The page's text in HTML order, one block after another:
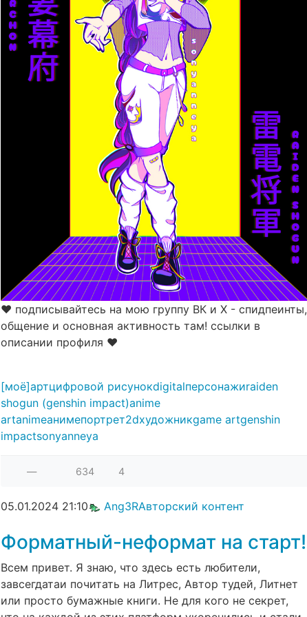
окончательный. Такой, из разряда "в процессе".
Я перестал бояться придумывать и делать всё самому.
Стал смелее в поступках. Стал более сфокусирован на
логике работы и адекватного результата. Я стал
И так странно будет прийти в стены где поменялись
люди, но ты всё знаешь не хуже них.
Не претендую на красивый слог. Это больше ночной
полет мысли в письменном виде. Пост без цели.
♥ подписывайтесь на мою группу ВК и Х - спидпеинты,
общение и основная активность там! ссылки в
описании профиля ♥
[моё]артцифровой рисунокdigitalперсонажиraiden
shogun (genshin impact)anime
artanimeанимепортрет2dхудожникgame artgenshin
impactsonyanneya
— 634 4
05.01.2024 21:10 Ang3RАвторский контент
Форматный-неформат на старт!
Всем привет. Я знаю, что здесь есть любители,
завсегдатаи почитать на Литрес, Автор тудей, Литнет
или просто бумажные книги. Не для кого не секрет,